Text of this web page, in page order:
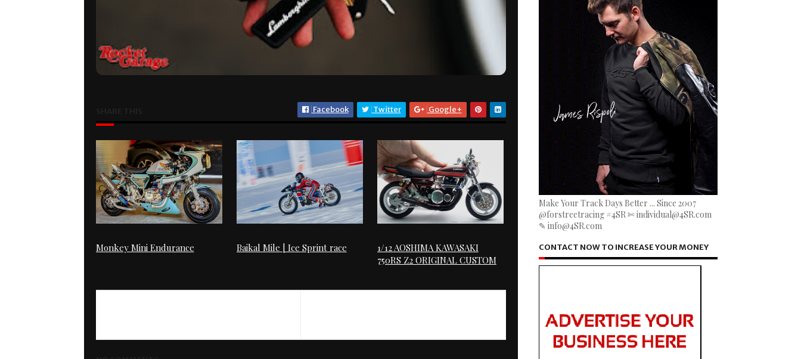
Facebook Twitter Google+
Monkey Mini Endurance Baikal Mile | Ice Sprint race
1/12 AOSHIMA KAWASAKI
750RS Z2 ORIGINAL CUSTOM
Make Your Track Days Better ... Since 2007
@forstreetracing #4SR ✄ individual@4SR.com
✎ info@4SR.com
CONTACT NOW TO INCREASE YOUR MONEY